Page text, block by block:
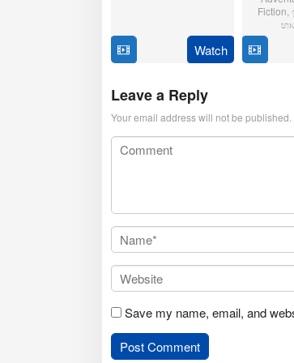
Watch
Fiction
Leave a Reply
Your email address will not be published.
Save my name, email, and